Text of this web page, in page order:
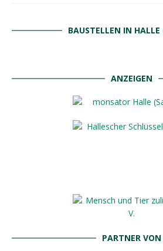
BAUSTELLEN IN HALLE
ANZEIGEN
PARTNER VON